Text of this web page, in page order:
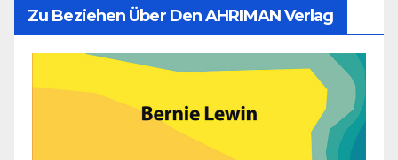
Zu Beziehen Über Den AHRIMAN Verlag